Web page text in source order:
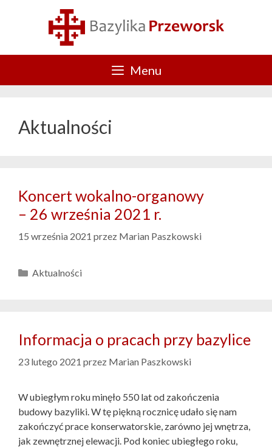
Menu
Aktualności
Koncert wokalno-organowy
– 26 września 2021 r.
15 września 2021 przez Marian Paszkowski
Kategorie
Aktualności
Informacja o pracach przy bazylice
23 lutego 2021 przez Marian Paszkowski
W ubiegłym roku minęło 550 lat od zakończenia
budowy bazyliki. W tę piękną rocznicę udało się nam
zakończyć prace konserwatorskie, zarówno jej wnętrza,
jak zewnętrznej elewacji. Pod koniec ubiegłego roku,